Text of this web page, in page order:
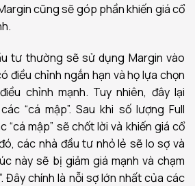
cũng sẽ góp phần khiến giá cổ
tư thường sẽ sử dụng Margin vào
điều chỉnh ngắn hạn và họ lựa chọn
chỉnh mạnh. Tuy nhiên, đây lại
“cá mập”. Sau khi số lượng Full
“cá mập” sẽ chốt lời và khiến giá cổ
các nhà đầu tư nhỏ lẻ sẽ lo sợ và
này sẽ bị giảm giá mạnh và chạm
Đây chính là nỗi sợ lớn nhất của các